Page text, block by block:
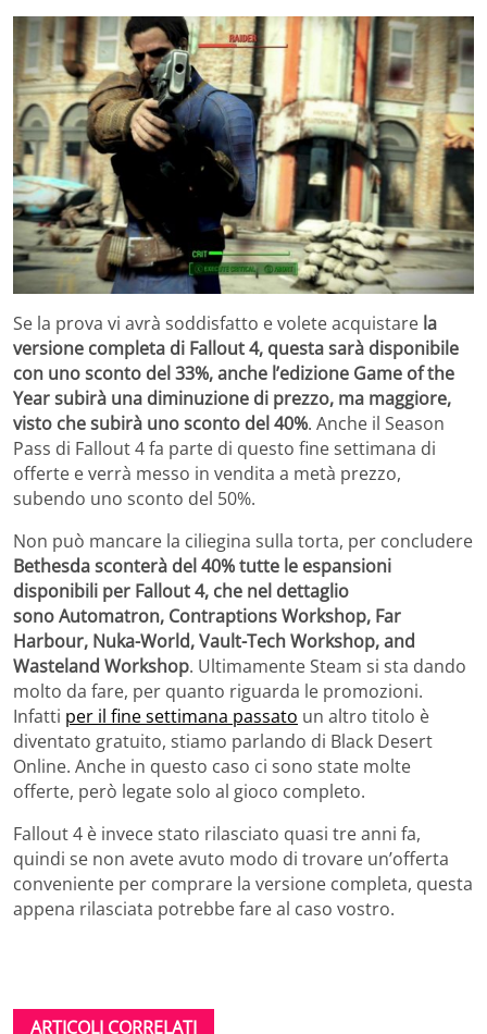
Se la prova vi avrà soddisfatto e volete acquistare la
versione completa di Fallout 4, questa sarà disponibile
con uno sconto del 33%, anche l’edizione Game of the
Year subirà una diminuzione di prezzo, ma maggiore,
visto che subirà uno sconto del 40%. Anche il Season
Pass di Fallout 4 fa parte di questo fine settimana di
offerte e verrà messo in vendita a metà prezzo,
subendo uno sconto del 50%.
Non può mancare la ciliegina sulla torta, per concludere
Bethesda sconterà del 40% tutte le espansioni
disponibili per Fallout 4, che nel dettaglio
sono Automatron, Contraptions Workshop, Far
Harbour, Nuka-World, Vault-Tech Workshop, and
Wasteland Workshop. Ultimamente Steam si sta dando
molto da fare, per quanto riguarda le promozioni.
Infatti per il fine settimana passato un altro titolo è
diventato gratuito, stiamo parlando di Black Desert
Online. Anche in questo caso ci sono state molte
offerte, però legate solo al gioco completo.
Fallout 4 è invece stato rilasciato quasi tre anni fa,
quindi se non avete avuto modo di trovare un’offerta
conveniente per comprare la versione completa, questa
appena rilasciata potrebbe fare al caso vostro.
ARTICOLI CORRELATI